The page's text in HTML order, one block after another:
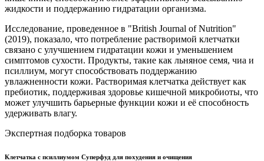
жидкости и поддержанию гидратации организма.
Исследование, проведенное в "British Journal of Nutrition"
(2019), показало, что потребление растворимой клетчатки
связано с улучшением гидратации кожи и уменьшением
симптомов сухости. Продукты, такие как льняное семя, чиа и
псиллиум, могут способствовать поддержанию
увлажненности кожи. Растворимая клетчатка действует как
пребиотик, поддерживая здоровье кишечной микробиоты, что
может улучшить барьерные функции кожи и её способность
удерживать влагу.
Экспертная подборка товаров
Клетчатка с псиллиумом Суперфуд для похудения и очищения